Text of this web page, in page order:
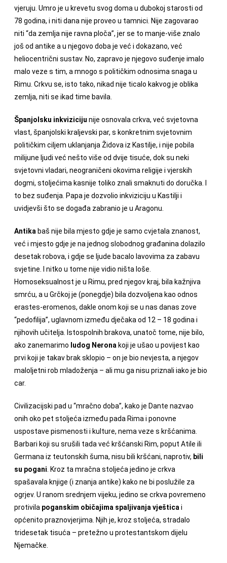
vjeruju. Umro je u krevetu svog doma u dubokoj starosti od
78 godina, i niti dana nije proveo u tamnici. Nije zagovarao
niti “da zemlja nije ravna ploča”, jer se to manje-više znalo
još od antike a u njegovo doba je već i dokazano, već
heliocentrični sustav. No, zapravo je njegovo suđenje imalo
malo veze s tim, a mnogo s političkim odnosima snaga u
Rimu. Crkvu se, isto tako, nikad nije ticalo kakvog je oblika
zemlja, niti se ikad time bavila.
Španjolsku inkviziciju nije osnovala crkva, već svjetovna
vlast, španjolski kraljevski par, s konkretnim svjetovnim
političkim ciljem uklanjanja Židova iz Kastilje, i nije pobila
milijune ljudi već nešto više od dvije tisuće, dok su neki
svjetovni vladari, neograničeni okovima religije i vjerskih
dogmi, stoljećima kasnije toliko znali smaknuti do doručka. I
to bez suđenja. Papa je dozvolio inkviziciju u Kastilji i
uvidjevši što se događa zabranio je u Aragonu.
Antika baš nije bila mjesto gdje je samo cvjetala znanost,
već i mjesto gdje je na jednog slobodnog građanina dolazilo
desetak robova, i gdje se ljude bacalo lavovima za zabavu
svjetine. I nitko u tome nije vidio ništa loše.
Homoseksualnost je u Rimu, pred njegov kraj, bila kažnjiva
smrću, a u Grčkoj je (ponegdje) bila dozvoljena kao odnos
erastes-eromenos, dakle onom koji se u nas danas zove
“pedofilija”, uglavnom između dječaka od 12 – 18 godina i
njihovih učitelja. Istospolnih brakova, unatoč tome, nije bilo,
ako zanemarimo ludog Nerona koji je ušao u povijest kao
prvi koji je takav brak sklopio – on je bio nevjesta, a njegov
maloljetni rob mladoženja – ali mu ga nisu priznali iako je bio
car.
Civilizacijski pad u “mračno doba”, kako je Dante nazvao
onih oko pet stoljeća između pada Rima i ponovne
uspostave pismenosti i kulture, nema veze s kršćanima.
Barbari koji su srušili tada već kršćanski Rim, poput Atile ili
Germana iz teutonskih šuma, nisu bili kršćani, naprotiv, bili
su pogani . Kroz ta mračna stoljeća jedino je crkva
spašavala knjige (i znanja antike) kako ne bi poslužile za
ogrjev. U ranom srednjem vijeku, jedino se crkva povremeno
protivila poganskim običajima spaljivanja vještica i
općenito praznovjerjima. Njih je, kroz stoljeća, stradalo
tridesetak tisuća – pretežno u protestantskom dijelu
Njemačke.